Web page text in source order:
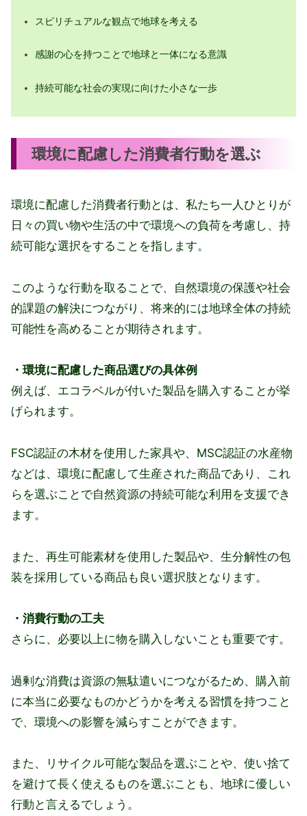
スピリチュアルな観点で地球を考える
感謝の心を持つことで地球と一体になる意識
持続可能な社会の実現に向けた小さな一歩
環境に配慮した消費者行動を選ぶ
環境に配慮した消費者行動とは、私たち一人ひとりが
日々の買い物や生活の中で環境への負荷を考慮し、持
続可能な選択をすることを指します。
このような行動を取ることで、自然環境の保護や社会
的課題の解決につながり、将来的には地球全体の持続
可能性を高めることが期待されます。
・環境に配慮した商品選びの具体例
例えば、エコラベルが付いた製品を購入することが挙
げられます。
FSC認証の木材を使用した家具や、MSC認証の水産物
などは、環境に配慮して生産された商品であり、これ
らを選ぶことで自然資源の持続可能な利用を支援でき
ます。
また、再生可能素材を使用した製品や、生分解性の包
装を採用している商品も良い選択肢となります。
・消費行動の工夫
さらに、必要以上に物を購入しないことも重要です。
過剰な消費は資源の無駄遣いにつながるため、購入前
に本当に必要なものかどうかを考える習慣を持つこと
で、環境への影響を減らすことができます。
また、リサイクル可能な製品を選ぶことや、使い捨て
を避けて長く使えるものを選ぶことも、地球に優しい
行動と言えるでしょう。